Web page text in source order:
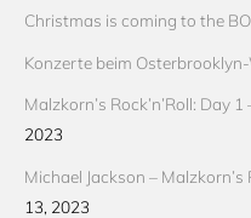
Christmas is coming to the
Konzerte beim
Malzkorn’s Rock’n’Roll: Day
2023
Michael Jackson – Malzkorn’s
13, 2023